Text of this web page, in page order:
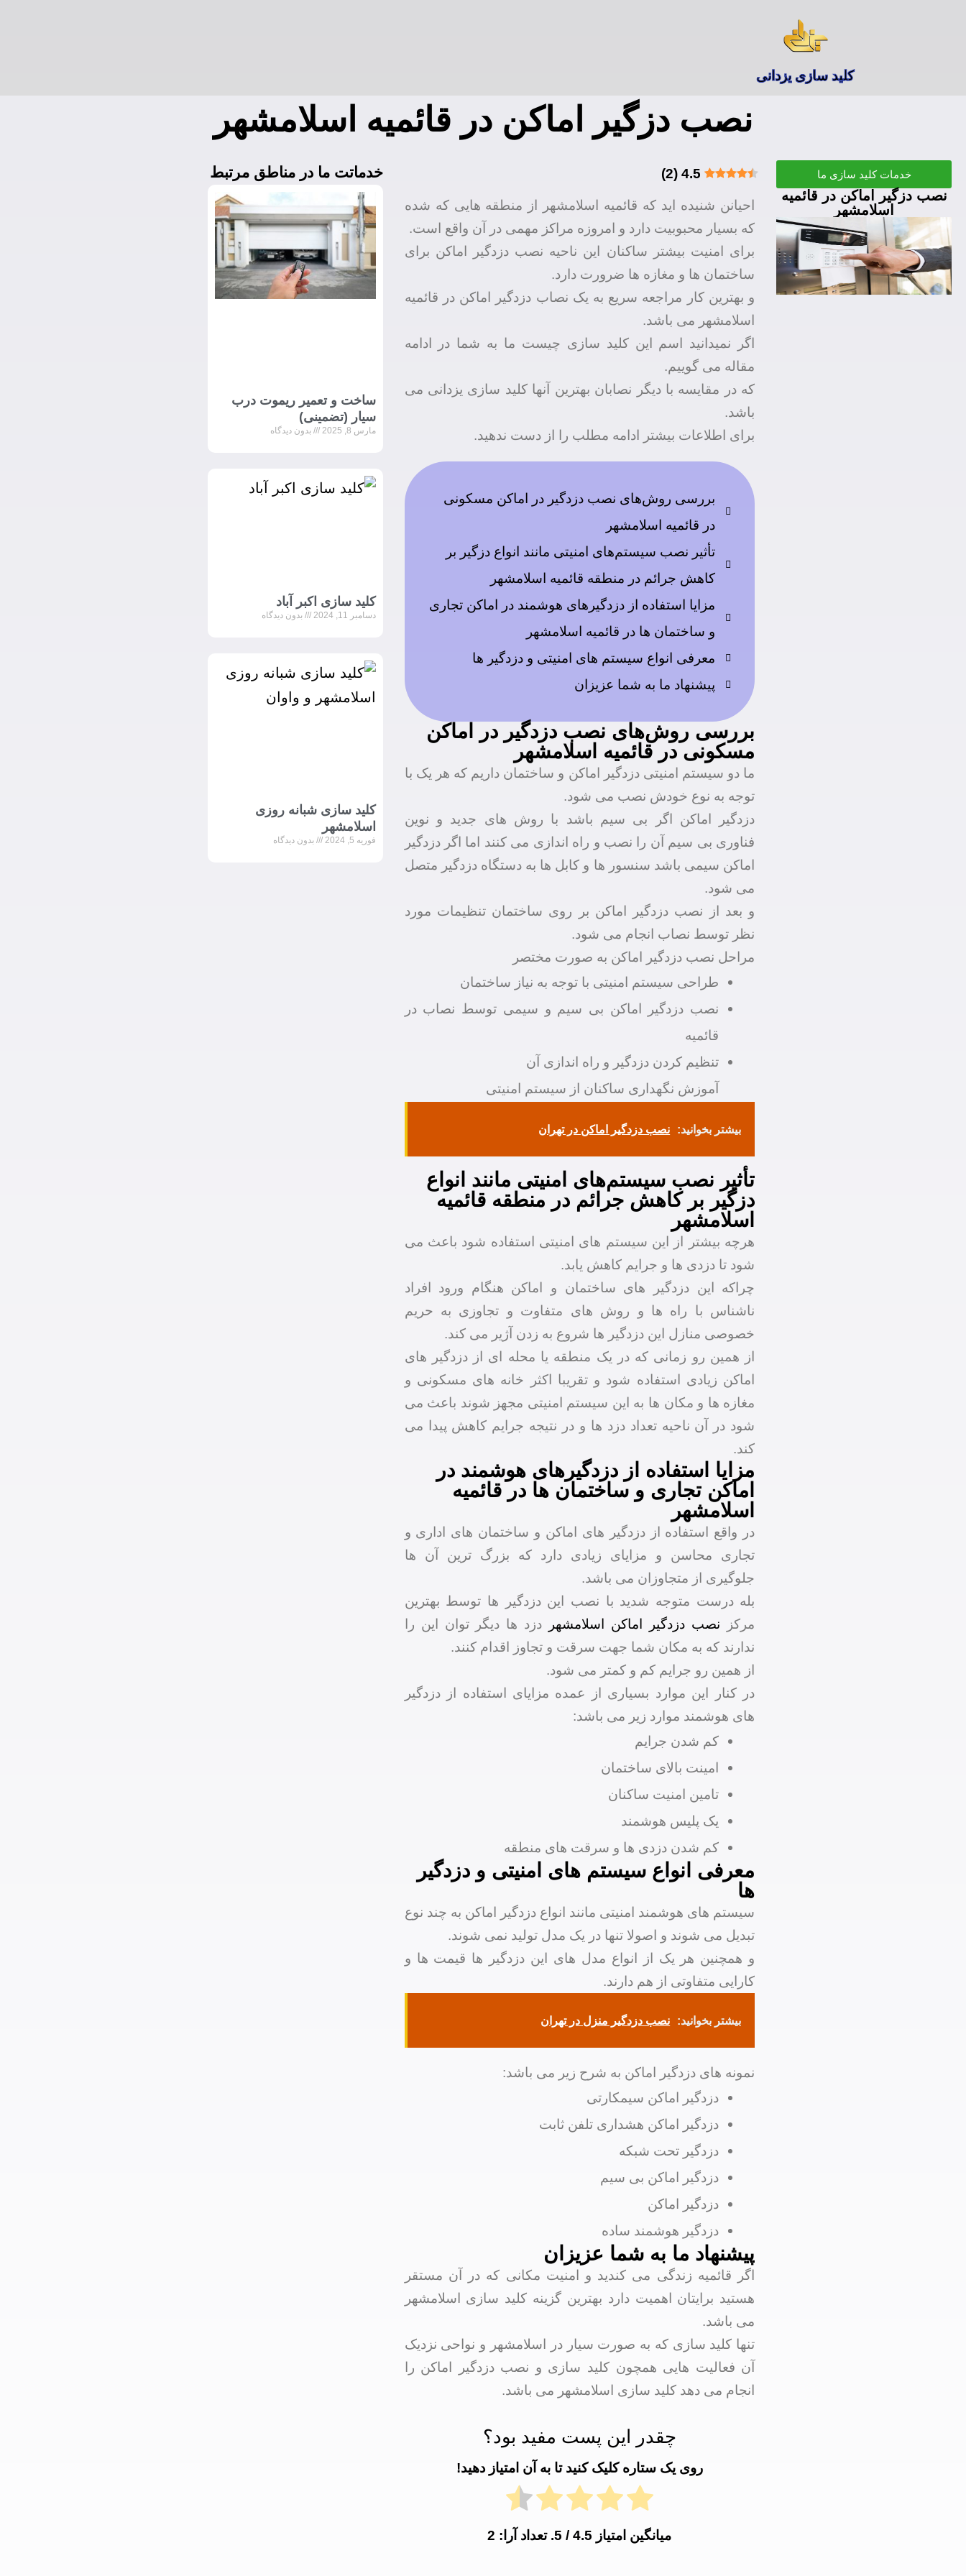
کلید سازی یزدانی
نصب دزگیر اماکن در قائمیه اسلامشهر
خدمات کلید سازی ما
نصب دزگیر اماکن در قائمیه
اسلامشهر
4.5
(
2
)
احیانن شنیده اید که قائمیه اسلامشهر از منطقه هایی که شده
که بسیار محبوبیت دارد و امروزه مراکز مهمی در آن واقع است.
برای امنیت بیشتر ساکنان این ناحیه نصب دزدگیر اماکن برای
ساختمان ها و مغازه ها ضرورت دارد.
و بهترین کار مراجعه سریع به یک نصاب دزدگیر اماکن در قائمیه
اسلامشهر می باشد.
اگر نمیدانید اسم این کلید سازی چیست ما به شما در ادامه
مقاله می گوییم.
که در مقایسه با دیگر نصابان بهترین آنها کلید سازی یزدانی می
باشد.
برای اطلاعات بیشتر ادامه مطلب را از دست ندهید.
بررسی روش‌های نصب دزدگیر در اماکن مسکونی
در قائمیه اسلامشهر
تأثیر نصب سیستم‌های امنیتی مانند انواع دزگیر بر
کاهش جرائم در منطقه قائمیه اسلامشهر
مزایا استفاده از دزدگیرهای هوشمند در اماکن تجاری
و ساختمان ها در قائمیه اسلامشهر
معرفی انواع سیستم های امنیتی و دزدگیر ها
پیشنهاد ما به شما عزیزان
بررسی روش‌های نصب دزدگیر در اماکن
مسکونی در قائمیه اسلامشهر
ما دو سیستم امنیتی دزدگیر اماکن و ساختمان داریم که هر یک با
توجه به نوع خودش نصب می شود.
دزدگیر اماکن اگر بی سیم باشد با روش های جدید و نوین
فناوری بی سیم آن را نصب و راه اندازی می کنند اما اگر دزدگیر
اماکن سیمی باشد سنسور ها و کابل ها به دستگاه دزدگیر متصل
می شود.
و بعد از نصب دزدگیر اماکن بر روی ساختمان تنظیمات مورد
نظر توسط نصاب انجام می شود.
مراحل نصب دزدگیر اماکن به صورت مختصر
طراحی سیستم امنیتی با توجه به نیاز ساختمان
نصب دزدگیر اماکن بی سیم و سیمی توسط نصاب در
قائمیه
تنظیم کردن دزدگیر و راه اندازی آن
آموزش نگهداری ساکنان از سیستم امنیتی
بیشتر بخوانید: نصب دزدگیر اماکن در تهران
تأثیر نصب سیستم‌های امنیتی مانند انواع
دزگیر بر کاهش جرائم در منطقه قائمیه
اسلامشهر
هرچه بیشتر از این سیستم های امنیتی استفاده شود باعث می
شود تا دزدی ها و جرایم کاهش یابد.
چراکه این دزدگیر های ساختمان و اماکن هنگام ورود افراد
ناشناس با راه ها و روش های متفاوت و تجاوزی به حریم
خصوصی منازل این دزدگیر ها شروع به زدن آژیر می کند.
از همین رو زمانی که در یک منطقه یا محله ای از دزدگیر های
اماکن زیادی استفاده شود و تقریبا اکثر خانه های مسکونی و
مغازه ها و مکان ها به این سیستم امنیتی مجهز شوند باعث می
شود در آن ناحیه تعداد دزد ها و در نتیجه جرایم کاهش پیدا می
کند.
مزایا استفاده از دزدگیرهای هوشمند در
اماکن تجاری و ساختمان ها در قائمیه
اسلامشهر
در واقع استفاده از دزدگیر های اماکن و ساختمان های اداری و
تجاری محاسن و مزایای زیادی دارد که بزرگ ترین آن ها
جلوگیری از متجاوزان می باشد.
بله درست متوجه شدید با نصب این دزدگیر ها توسط بهترین
مرکز نصب دزدگیر اماکن اسلامشهر
دزد ها دیگر توان این را
ندارند که به مکان شما جهت سرقت و تجاوز اقدام کنند.
از همین رو جرایم کم و کمتر می شود.
در کنار این موارد بسیاری از عمده مزایای استفاده از دزدگیر
های هوشمند موارد زیر می باشد:
کم شدن جرایم
امینت بالای ساختمان
تامین امنیت ساکنان
یک پلیس هوشمند
کم شدن دزدی ها و سرقت های منطقه
معرفی انواع سیستم های امنیتی و دزدگیر
ها
سیستم های هوشمند امنیتی مانند انواع دزدگیر اماکن به چند نوع
تبدیل می شوند و اصولا تنها در یک مدل تولید نمی شوند.
و همچنین هر یک از انواع مدل های این دزدگیر ها قیمت ها و
کارایی متفاوتی از هم دارند.
بیشتر بخوانید: نصب دزدگیر منزل در تهران
نمونه های دزدگیر اماکن به شرح زیر می باشد:
دزدگیر اماکن سیمکارتی
دزدگیر اماکن هشداری تلفن ثابت
دزدگیر تحت شبکه
دزدگیر اماکن بی سیم
دزدگیر اماکن
دزدگیر هوشمند ساده
پیشنهاد ما به شما عزیزان
اگر قائمیه زندگی می کندید و امنیت مکانی که در آن مستقر
هستید برایتان اهمیت دارد بهترین گزینه کلید سازی اسلامشهر
می باشد.
تنها کلید سازی که به صورت سیار در اسلامشهر و نواحی نزدیک
آن فعالیت هایی همچون کلید سازی و نصب دزدگیر اماکن را
انجام می دهد کلید سازی اسلامشهر می باشد.
چقدر این پست مفید بود؟
روی یک ستاره کلیک کنید تا به آن امتیاز دهید!
میانگین امتیاز 4.5/ 5. تعداد آرا: 2
خدماتت ما در مناطق مرتبط
ساخت و تعمیر ریموت درب
سیار (تضمینی)
مارس 8, 2025 بدون دیدگاه
کلید سازی اکبر آباد
دسامبر 11, 2024 بدون دیدگاه
کلید سازی شبانه روزی
اسلامشهر
فوریه 5, 2024 بدون دیدگاه